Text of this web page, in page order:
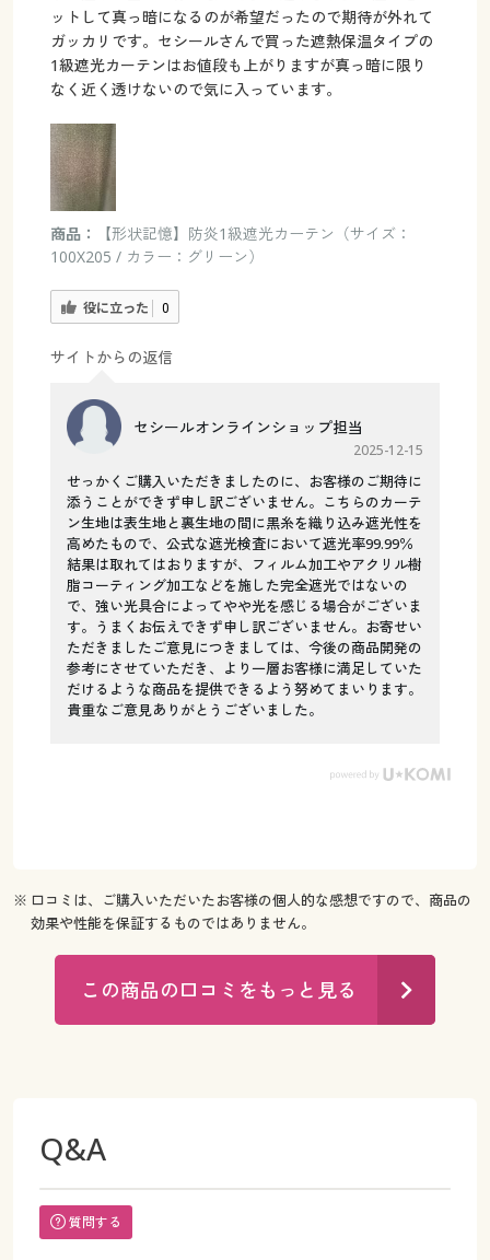
ットして真っ暗になるのが希望だったので期待が外れて
ガッカリです。セシールさんで買った遮熱保温タイプの
1級遮光カーテンはお値段も上がりますが真っ暗に限り
なく近く透けないので気に入っています。
商品：
【形状記憶】防炎1級遮光カーテン（サイズ：
100X205 / カラー：グリーン）
役に立った 0
サイトからの返信
セシールオンラインショップ担当
2025-12-15
せっかくご購入いただきましたのに、お客様のご期待に
添うことができず申し訳ございません。こちらのカーテ
ン生地は表生地と裏生地の間に黒糸を織り込み遮光性を
高めたもので、公式な遮光検査において遮光率99.99％
結果は取れてはおりますが、フィルム加工やアクリル樹
脂コーティング加工などを施した完全遮光ではないの
で、強い光具合によってやや光を感じる場合がございま
す。うまくお伝えできず申し訳ございません。お寄せい
ただきましたご意見につきましては、今後の商品開発の
参考にさせていただき、より一層お客様に満足していた
だけるような商品を提供できるよう努めてまいります。
貴重なご意見ありがとうございました。
※ 口コミは、ご購入いただいたお客様の個人的な感想ですので、商品の
効果や性能を保証するものではありません。
この商品の口コミをもっと見る
Q&A
質問する